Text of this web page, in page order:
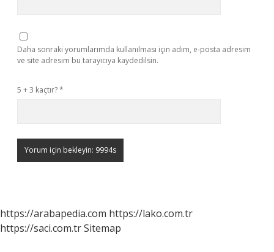
Daha sonraki yorumlarımda kullanılması için adım, e-posta adresim
ve site adresim bu tarayıcıya kaydedilsin.
5 + 3 kaçtır?*
https://arabapedia.com https://lako.com.tr
https://saci.com.trSitemap